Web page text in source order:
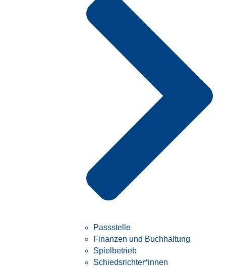
Passstelle
Finanzen und Buchhaltung
Spielbetrieb
Schiedsrichter*innen